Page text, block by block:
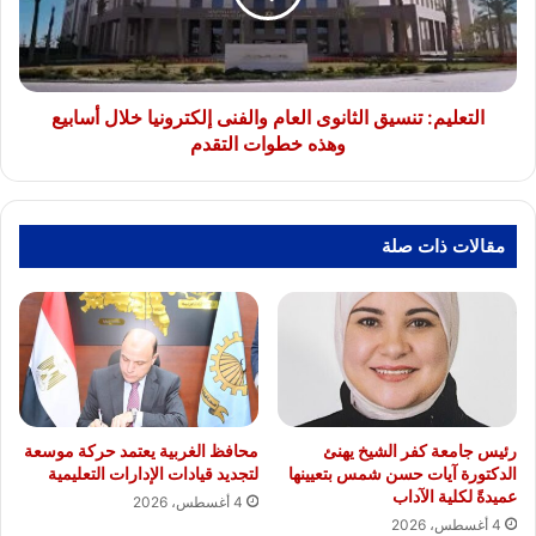
إلكترونيا
خلال
أسابيع
وهذه
خطواتالتعليم: تنسيق الثانوى العام والفنى إلكترونيا خلال أسابيع
وهذه خطوات التقدم
مقالات ذات صلة
رئيس جامعة كفر الشيخ يهنئ
الدكتورة آيات حسن شمس بتعيينها
عميدةً لكلية الآداب
4 أغسطس، 2026
محافظ الغربية يعتمد حركة موسعة
لتجديد قيادات الإدارات التعليمية
4 أغسطس، 2026